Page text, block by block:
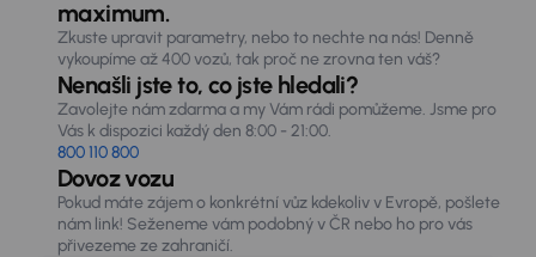
maximum.
Zkuste upravit parametry, nebo to nechte na nás! Denně
vykoupíme až 400 vozů, tak proč ne zrovna ten váš?
Nenašli jste to, co jste hledali?
Zavolejte nám zdarma a my Vám rádi pomůžeme. Jsme pro
Vás k dispozici každý den 8:00 - 21:00.
800 110 800
Dovoz vozu
Pokud máte zájem o konkrétní vůz kdekoliv v Evropě, pošlete
nám link! Seženeme vám podobný v ČR nebo ho pro vás
přivezeme ze zahraničí.